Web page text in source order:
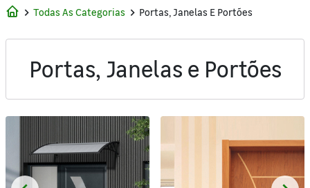
Todas As Categorias Portas, Janelas E Portões
Portas, Janelas e Portões